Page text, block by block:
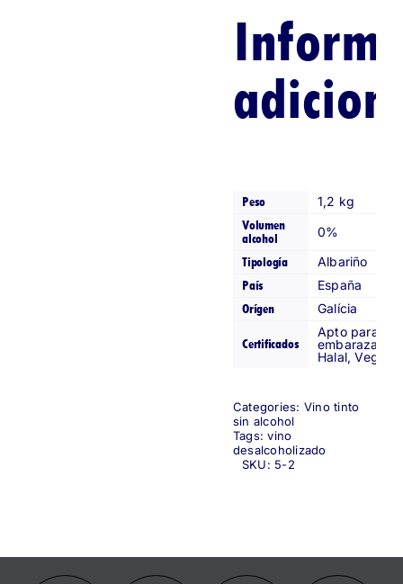
Tinto
cantidad
Peso 1,2 kg
Volumen
alcohol
0%
Tipología Albariño
País España
Orígen Galícia
Certificados
Apto para
Halal, Vegano
Categories: Vino tinto
sin alcohol
Tags:vino
desalcoholizado
SKU: 5-2